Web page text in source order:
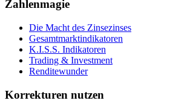
Zahlenmagie
Die Macht des Zinsezinses
Gesamtmarktindikatoren
K.I.S.S. Indikatoren
Trading & Investment
Renditewunder
Korrekturen nutzen